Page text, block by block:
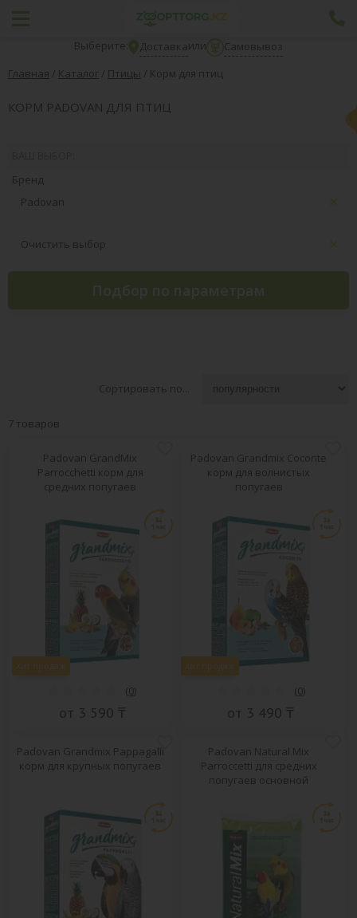
Выберите: Доставкаили
Самовывоз
Главная / Каталог / Птицы / Корм для птиц
КОРМ PADOVAN ДЛЯ ПТИЦ
Бренд
Padovan
Очистить выбор
Подбор по параметрам
Сортировать по...
7 товаров
Padovan GrandMix
Parrocchetti корм для
средних попугаев
Хит продаж
(0)
от 3 590 ₸
Padovan Grandmix Сocorite
корм для волнистых
попугаев
Хит продаж
(0)
от 3 490 ₸
Padovan Grandmix Pappagalli
корм для крупных попугаев
Padovan Natural Mix
Parroccetti для средних
попугаев основной